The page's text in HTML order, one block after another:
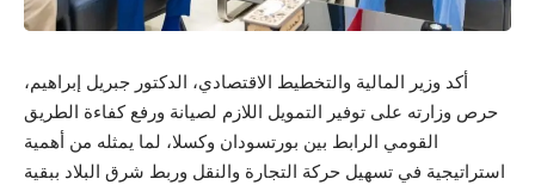
أكد وزير المالية والتخطيط الاقتصادي، الدكتور جبريل إبراهيم،
حرص وزارته على توفير التمويل اللازم لصيانة ورفع كفاءة الطريق
القومي الرابط بين بورتسودان وكسلا، لما يمثله من أهمية
استراتيجية في تسهيل حركة التجارة والنقل وربط شرق البلاد ببقية